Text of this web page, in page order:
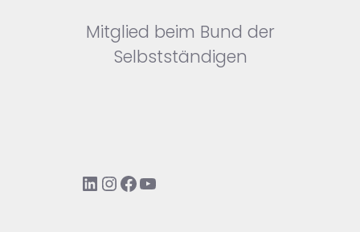
Mitglied beim Bund der
Selbstständigen
LinkedIn
Instagram
Facebook
YouTube